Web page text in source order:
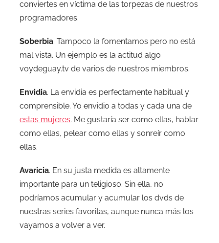
conviertes en víctima de las torpezas de nuestros
programadores.
Soberbia. Tampoco la fomentamos pero no está
mal vista. Un ejemplo es la actitud algo
voydeguay.tv de varios de nuestros miembros.
Envidia. La envidia es perfectamente habitual y
comprensible. Yo envidio a todas y cada una de
estas mujeres. Me gustaría ser como ellas, hablar
como ellas, pelear como ellas y sonreír como
ellas.
Avaricia. En su justa medida es altamente
importante para un teligioso. Sin ella, no
podríamos acumular y acumular los dvds de
nuestras series favoritas, aunque nunca más los
vayamos a volver a ver.